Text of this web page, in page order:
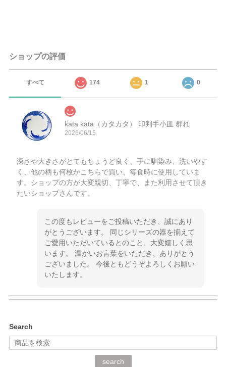
ショップの評価
すべて 174 1 0
kata kata（カタカタ） 印判手小皿 群れ
2026/06/15
深さや大きさがとてもちょうど良く、手に馴染み、洗いやす
く、他の柄も何枚かこちらで買い、毎食時に使用していま
す。ショップの方が大変親切、丁寧で、また利用させて頂き
たいショップさんです。
この度もレビューをご投稿いただき、誠にあり
がとうございます。 同じシリーズの器を揃えて
ご愛用いただいているとのこと、大変嬉しく思
います。 温かいお言葉をいただき、ありがとう
ございました。 今後ともどうぞよろしくお願い
いたします。
深さや大きさがとてもちょうど良く、手に馴染み、洗いやす
Search
search